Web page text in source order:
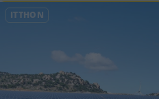
ITTHON